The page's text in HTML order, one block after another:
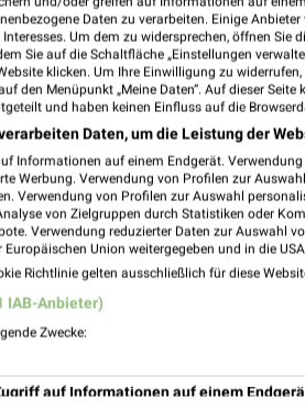
LADESÄULEN
Daten zu verarbeiten. Einige
Um dem zu widersprechen, öffnen Sie
Sie auf die Schaltfläche „Einstellungen
klicken. Um Ihre Einwilligung zu
den Menüpunkt „Meine Daten“. Auf dieser
und haben keinen Einfluss auf die
Daten, um die Leistung der
Informationen auf einem Endgerät.
Werbung. Verwendung von Profilen zur
Verwendung von Profilen zur Auswahl
von Zielgruppen durch Statistiken oder
Verwendung reduzierter Daten zur Auswahl
Union weitergegeben und in die
Richtlinie gelten ausschließlich für diese
IAB-Anbieter)
Zwecke:
auf Informationen auf einem